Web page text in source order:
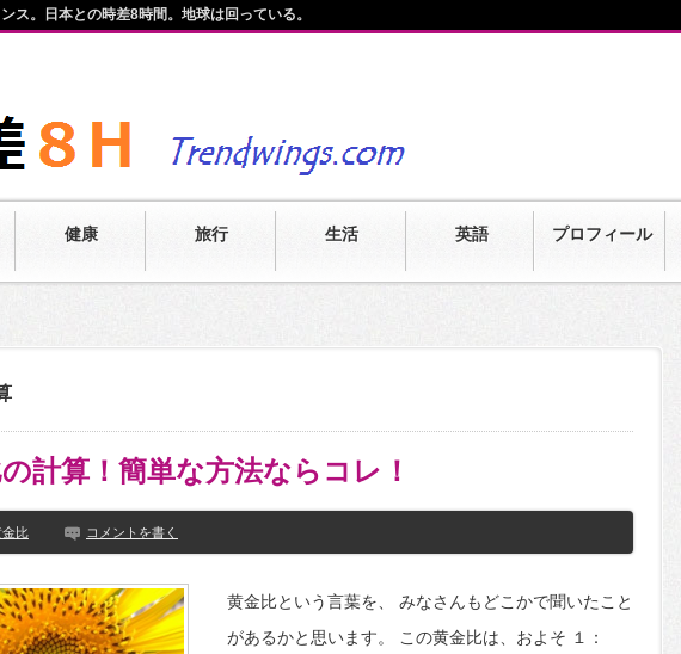
健康 旅行 生活 英語 プロフィール
ス。日本との時差8時間。地球は回っている。
計算！簡単な方法ならコレ！
金比 コメントを書く
黄金比という言葉を、 みなさんもどこかで聞いたこと
があるかと思います。 この黄金比は、およそ １：